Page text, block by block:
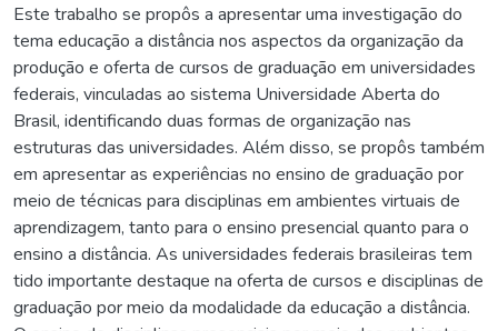
Este trabalho se propôs a apresentar uma investigação do
tema educação a distância nos aspectos da organização da
produção e oferta de cursos de graduação em universidades
federais, vinculadas ao sistema Universidade Aberta do
Brasil, identificando duas formas de organização nas
estruturas das universidades. Além disso, se propôs também
em apresentar as experiências no ensino de graduação por
meio de técnicas para disciplinas em ambientes virtuais de
aprendizagem, tanto para o ensino presencial quanto para o
ensino a distância. As universidades federais brasileiras tem
tido importante destaque na oferta de cursos e disciplinas de
graduação por meio da modalidade da educação a distância.